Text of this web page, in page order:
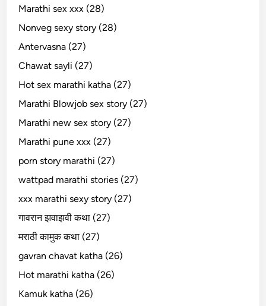
Marathi sex xxx (28)
Nonveg sexy story (28)
Antervasna (27)
Chawat sayli (27)
Hot sex marathi katha (27)
Marathi Blowjob sex story (27)
Marathi new sex story (27)
Marathi pune xxx (27)
porn story marathi (27)
wattpad marathi stories (27)
xxx marathi sexy story (27)
गावरान झवाझवी कथा (27)
मराठी कामुक कथा (27)
gavran chavat katha (26)
Hot marathi katha (26)
Kamuk katha (26)